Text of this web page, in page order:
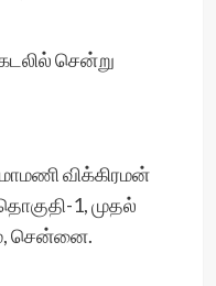
சென்று
விக்கிரமன்
1, முதல்
சென்னை.